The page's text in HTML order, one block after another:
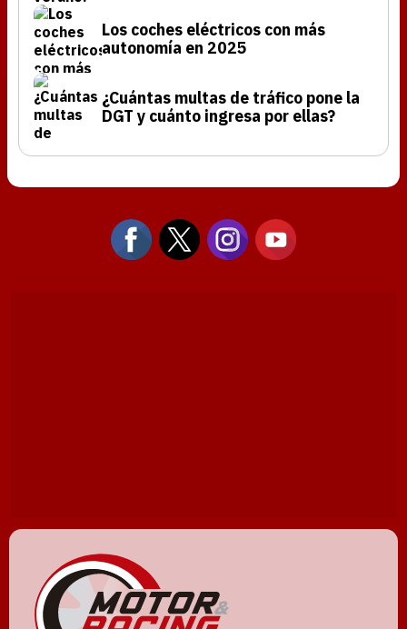
Los coches eléctricos con más
autonomía en 2025
¿Cuántas multas de tráfico pone la
DGT y cuánto ingresa por ellas?